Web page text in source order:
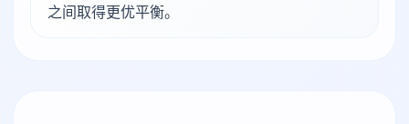
之间取得更优平衡。